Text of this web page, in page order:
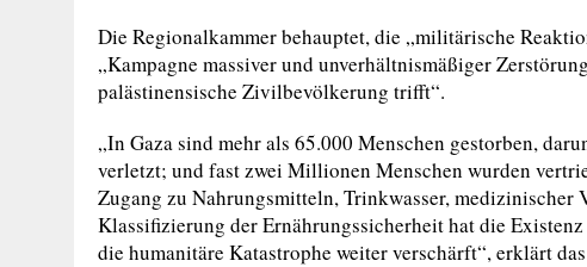
Die Regionalkammer behauptet, die „militärische
„Kampagne massiver und unverhältnismäßiger
palästinensische Zivilbevölkerung trifft“.
„In Gaza sind mehr als 65.000 Menschen gestorben,
verletzt; und fast zwei Millionen Menschen wurden
Zugang zu Nahrungsmitteln, Trinkwasser,
Klassifizierung der Ernährungssicherheit hat die
die humanitäre Katastrophe weiter verschärft“, erklärt